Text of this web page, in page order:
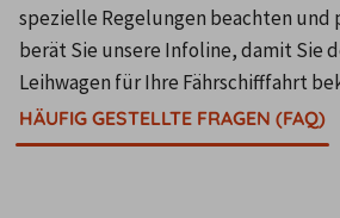
spezielle Regelungen beachten und
berät Sie unsere Infoline, damit Sie
Leihwagen für Ihre Fährschifffahrt
HÄUFIG GESTELLTE FRAGEN (FAQ)